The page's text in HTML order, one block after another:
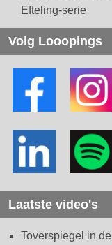
Efteling-serie
Volg Looopings
Laatste video's
Toverspiegel in